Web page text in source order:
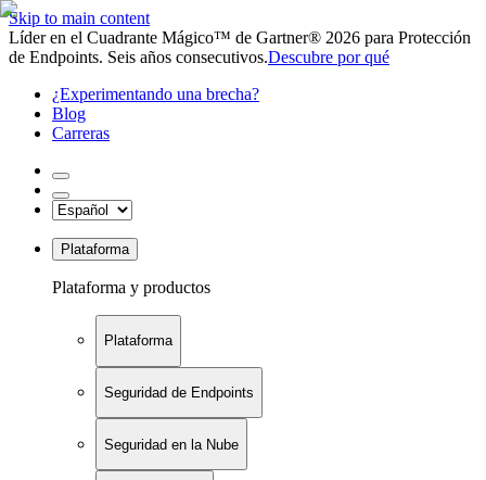
Skip to main content
Líder en el Cuadrante Mágico™ de Gartner® 2026 para Protección
de Endpoints. Seis años consecutivos.Descubre por qué
¿Experimentando una brecha?
Blog
Carreras
Plataforma
Plataforma y productos
Plataforma
Seguridad de Endpoints
Seguridad en la Nube